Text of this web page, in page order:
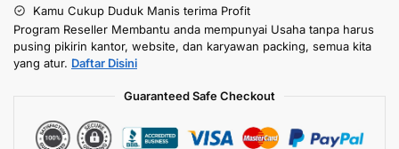
Kamu Cukup Duduk Manis terima Profit
Program Reseller Membantu anda mempunyai Usaha tanpa harus
pusing pikirin kantor, website, dan karyawan packing, semua kita
yang atur. Daftar Disini
Guaranteed Safe Checkout